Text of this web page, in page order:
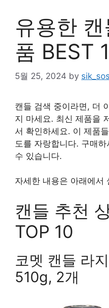
유용한
품 BEST
5월 25, 2024 by
캔들 검색 중이라면, 더
지 마세요. 최신 제품을
서 확인하세요. 이 제품
도를 자랑합니다. 구매
수 있습니다.
자세한 내용은 아래에서
캔들 추천
TOP 10
코멧 캔들 라
510g, 2개